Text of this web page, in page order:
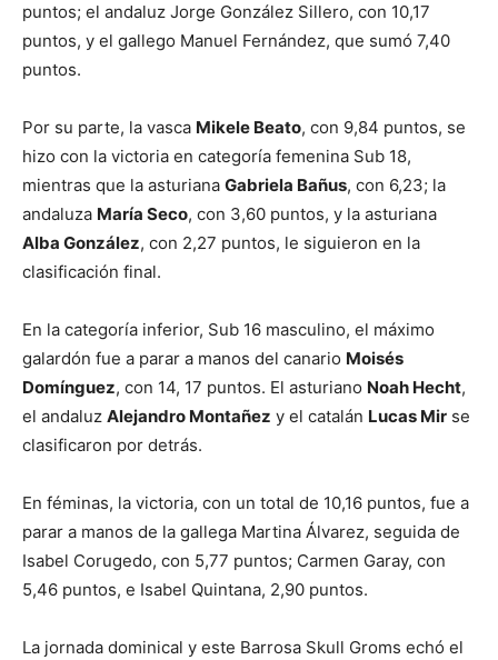
puntos; el andaluz Jorge González Sillero, con 10,17
puntos, y el gallego Manuel Fernández, que sumó 7,40
puntos.
Por su parte, la vasca Mikele Beato, con 9,84 puntos, se
hizo con la victoria en categoría femenina Sub 18,
mientras que la asturiana Gabriela Bañus, con 6,23; la
andaluza María Seco, con 3,60 puntos, y la asturiana
Alba González, con 2,27 puntos, le siguieron en la
clasificación final.
En la categoría inferior, Sub 16 masculino, el máximo
galardón fue a parar a manos del canario Moisés
Domínguez, con 14, 17 puntos. El asturiano Noah Hecht,
el andaluz Alejandro Montañez y el catalán Lucas Mir se
clasificaron por detrás.
En féminas, la victoria, con un total de 10,16 puntos, fue a
parar a manos de la gallega Martina Álvarez, seguida de
Isabel Corugedo, con 5,77 puntos; Carmen Garay, con
5,46 puntos, e Isabel Quintana, 2,90 puntos.
La jornada dominical y este Barrosa Skull Groms echó el